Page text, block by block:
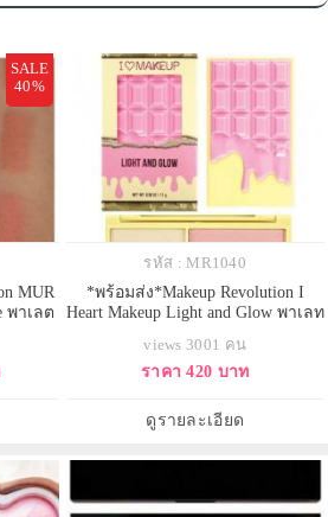
SALE
40%
MUR
พาเลต
ซ้ำกัน
ส้มนู้ด
ความ
รหัส : MR1040
*พร้อมส่ง*Makeup Revolution I
Heart Makeup Light and Glow พาเลท
ช็อคโกแลตสีชมพูหวาน เนื้อไฮไลท์
เนียนละเอียดให้สีสวย ติดทนทั้งวัน
views 3001 คน
ราคา 420 บาท
ดูรายละเอียด